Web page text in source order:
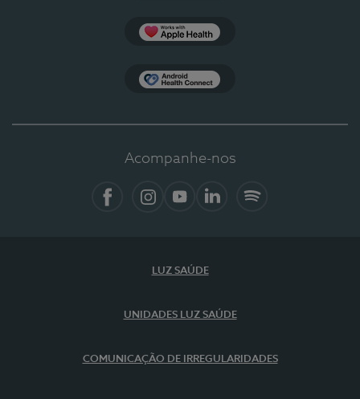
Acompanhe-nos
LUZ SAÚDE
UNIDADES LUZ SAÚDE
COMUNICAÇÃO DE IRREGULARIDADES